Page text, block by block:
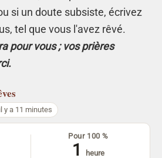
si un doute subsiste, écrivez
tel que vous l'avez rêvé.
pour vous ; vos prières
y a 11 minutes
Pour 100 %
1
heure